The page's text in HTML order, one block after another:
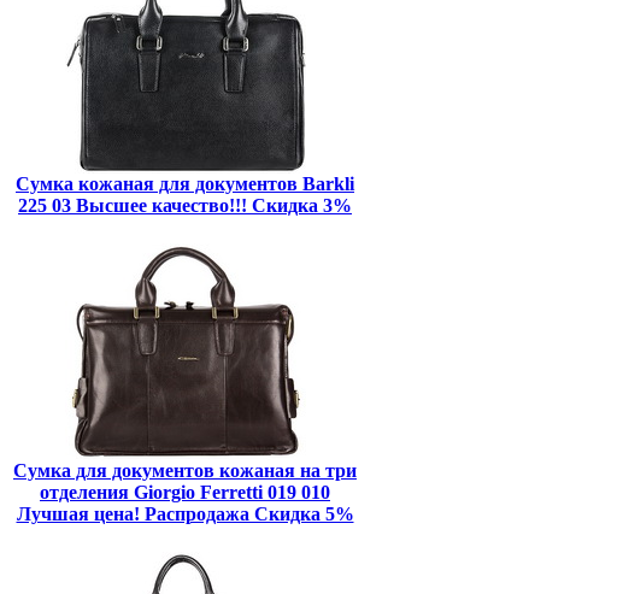
Сумка кожаная для документов Barkli
225 03 Высшее качество!!! Скидка 3%
Сумка для документов кожаная на три
отделения Giorgio Ferretti 019 010
Лучшая цена! Распродажа Скидка 5%